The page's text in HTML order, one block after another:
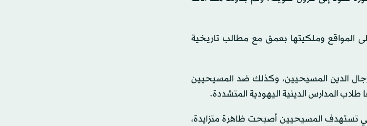
المواقع وملكيتها بعمق مع مطالب تاريخية
الدين المسيحيين، وكذلك ضد المسيحيين
المدارس الدينية اليهودية المتشددة.
تستهدف المسيحيين أصبحت ظاهرة متزايدة،